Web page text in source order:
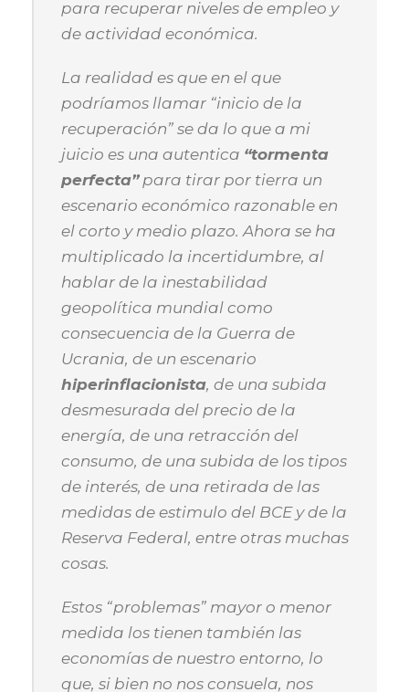
para recuperar niveles de empleo y
de actividad económica.
La realidad es que en el que
podríamos llamar “inicio de la
recuperación” se da lo que a mi
juicio es una autentica “tormenta
perfecta”para tirar por tierra un
escenario económico razonable en
el corto y medio plazo. Ahora se ha
multiplicado la incertidumbre, al
hablar de la inestabilidad
geopolítica mundial como
consecuencia de la Guerra de
Ucrania, de un escenario
hiperinflacionista, de una subida
desmesurada del precio de la
energía, de una retracción del
consumo, de una subida de los tipos
de interés, de una retirada de las
medidas de estimulo del BCE y de la
Reserva Federal, entre otras muchas
cosas.
Estos “problemas” mayor o menor
medida los tienen también las
economías de nuestro entorno, lo
que, si bien no nos consuela, nos